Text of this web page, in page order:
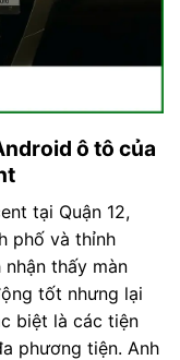
ô tô của
tại Quận 12,
phố và thỉnh
thấy màn
tốt nhưng lại
biệt là các tiện
phương tiện. Anh